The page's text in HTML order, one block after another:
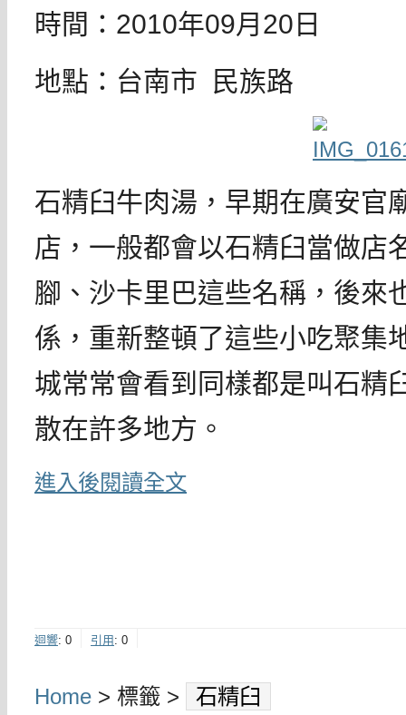
時間：2010年09月20日
地點：台南市 民族路
石精臼牛肉湯，早期在廣安官
店，一般都會以石精臼當做店
腳、沙卡里巴這些名稱，後來
係，重新整頓了這些小吃聚集
城常常會看到同樣都是叫石精
散在許多地方。
進入後閱讀全文
迴響: 0 引用: 0
Home > 標籤 > 石精臼